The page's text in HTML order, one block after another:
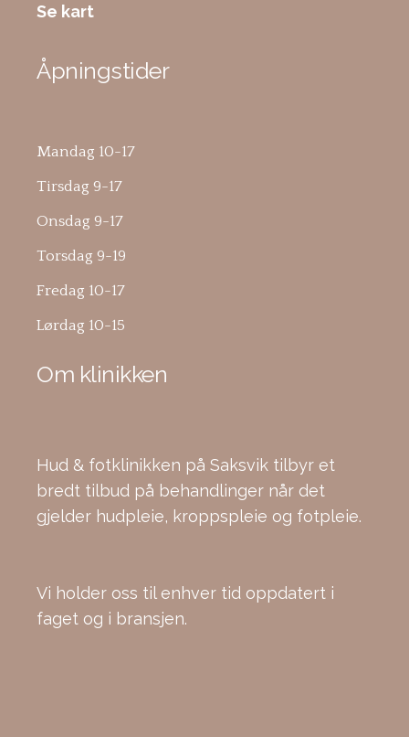
Se kart
Åpningstider
Mandag 10-17
Tirsdag 9-17
Onsdag 9-17
Torsdag 9-19
Fredag 10-17
Lørdag 10-15
Om klinikken
Hud & fotklinikken på Saksvik tilbyr et
bredt tilbud på behandlinger når det
gjelder hudpleie, kroppspleie og fotpleie.
Vi holder oss til enhver tid oppdatert i
faget og i bransjen.